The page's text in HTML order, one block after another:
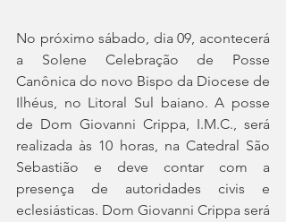
No próximo sábado, dia 09, acontecerá
a Solene Celebração de Posse
Canônica do novo Bispo da Diocese de
Ilhéus, no Litoral Sul baiano. A posse
de Dom Giovanni Crippa, I.M.C., será
realizada às 10 horas, na Catedral São
Sebastião e deve contar com a
presença de autoridades civis e
eclesiásticas. Dom Giovanni Crippa será